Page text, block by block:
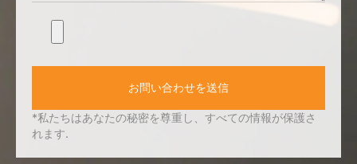
お問い合わせを送信
*私たちはあなたの秘密を尊重し、すべての情報が保護さ
れます.